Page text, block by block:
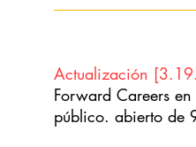
Actualización
Forward Careers
público. abierto de